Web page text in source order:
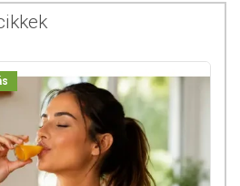
kapszula (főétkezések előtt, bő
gondolataFormanek Ferencfejében
korábban tanárként, fizikusként és